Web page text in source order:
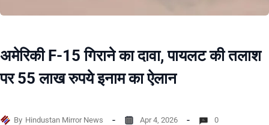
अमेरिकी F-15 गिराने का दावा, पायलट की तलाश
पर 55 लाख रुपये इनाम का ऐलान
By Hindustan Mirror News Apr 4, 2026 0